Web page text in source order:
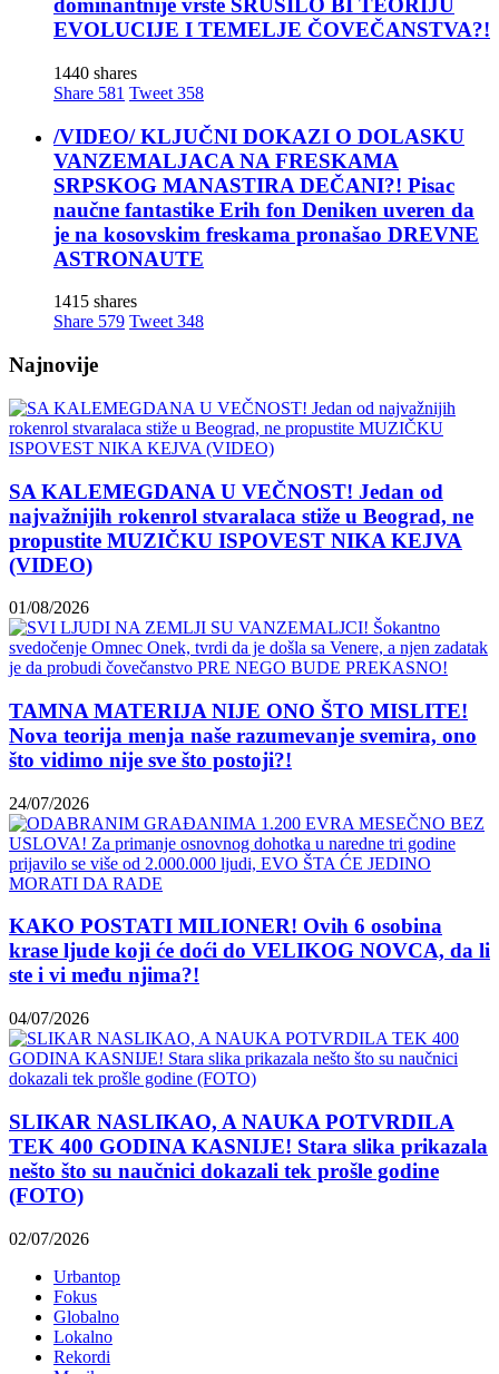
dominantnije vrste SRUŠILO BI TEORIJU
EVOLUCIJE I TEMELJE ČOVEČANSTVA?!
1440 shares
Share 581 Tweet 358
/VIDEO/ KLJUČNI DOKAZI O DOLASKU
VANZEMALJACA NA FRESKAMA
SRPSKOG MANASTIRA DEČANI?! Pisac
naučne fantastike Erih fon Deniken uveren da
je na kosovskim freskama pronašao DREVNE
ASTRONAUTE
1415 shares
Share 579 Tweet 348
Najnovije
SA KALEMEGDANA U VEČNOST! Jedan od
najvažnijih rokenrol stvaralaca stiže u Beograd, ne
propustite MUZIČKU ISPOVEST NIKA KEJVA
(VIDEO)
01/08/2026
TAMNA MATERIJA NIJE ONO ŠTO MISLITE!
Nova teorija menja naše razumevanje svemira, ono
što vidimo nije sve što postoji?!
24/07/2026
KAKO POSTATI MILIONER! Ovih 6 osobina
krase ljude koji će doći do VELIKOG NOVCA, da li
ste i vi među njima?!
04/07/2026
SLIKAR NASLIKAO, A NAUKA POTVRDILA
TEK 400 GODINA KASNIJE! Stara slika prikazala
nešto što su naučnici dokazali tek prošle godine
(FOTO)
02/07/2026
Urbantop
Fokus
Globalno
Lokalno
Rekordi